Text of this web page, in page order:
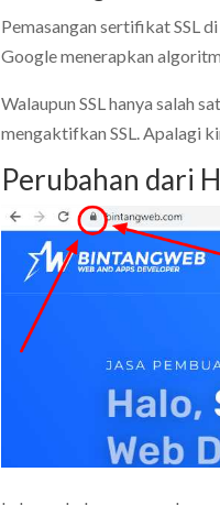
Pemasangan sertifikat SSL
Google menerapkan
Walaupun SSL hanya salah
mengaktifkan SSL. Apalagi
Perubahan dari